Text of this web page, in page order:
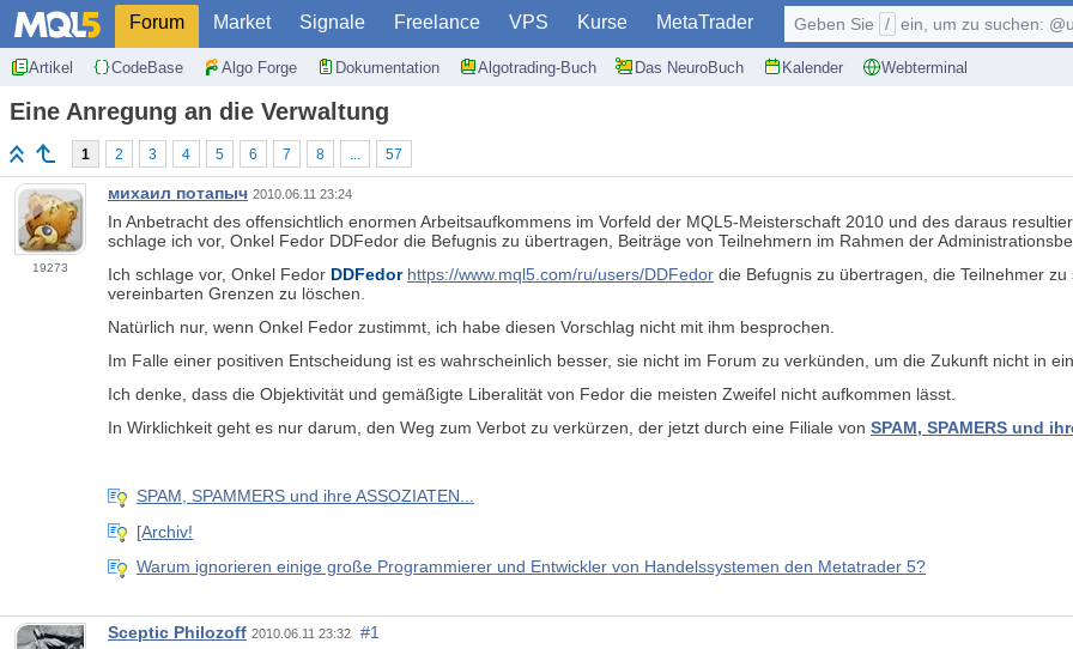
Forum Market Signale Freelance VPS Kurse MetaTrader
Artikel CodeBase Algo Forge Dokumentation Algotrading-Buch Das NeuroBuch Kalender Webterminal
Geben Sie / ein, um zu suchen: @user,
Eine Anregung an die Verwaltung
1 2 3 4 5 6 7 8 ... 57
19273
михаил потапыч 2010.06.11 23:24
In Anbetracht des offensichtlich enormen Arbeitsaufkommens im Vorfeld der MQL5-Meisterschaft 2010 und des daraus
schlage ich vor, Onkel Fedor DDFedor die Befugnis zu übertragen, Beiträge von Teilnehmern im Rahmen der
Ich schlage vor, Onkel Fedor DDFedor https://www.mql5.com/ru/users/DDFedor die Befugnis zu übertragen, die Teilnehmer
vereinbarten Grenzen zu löschen.
Natürlich nur, wenn Onkel Fedor zustimmt, ich habe diesen Vorschlag nicht mit ihm besprochen.
Im Falle einer positiven Entscheidung ist es wahrscheinlich besser, sie nicht im Forum zu verkünden, um die Zukunft nicht in
Ich denke, dass die Objektivität und gemäßigte Liberalität von Fedor die meisten Zweifel nicht aufkommen lässt.
In Wirklichkeit geht es nur darum, den Weg zum Verbot zu verkürzen, der jetzt durch eine Filiale von SPAM, SPAMERS und
SPAM, SPAMMERS und ihre ASSOZIATEN...
[Archiv!
Warum ignorieren einige große Programmierer und Entwickler von Handelssystemen den Metatrader 5?
Sceptic Philozoff 2010.06.11 23:32
#1